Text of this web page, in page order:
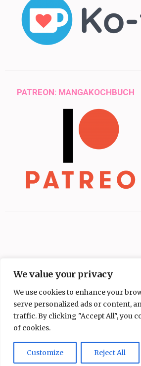
We value your privacy
We use cookies to enhance your
serve personalized ads or content,
traffic. By clicking "Accept All", you
of cookies.
Customize Reject All
PATREON: MANGAKOCHBUCH
Copyright © 2026
Diese Website benutzt Cookies. Wenn
nutzt, gehen wir von deinem